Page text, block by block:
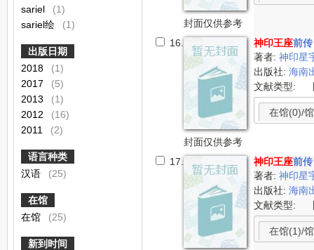
sariel
(1)
sariel绘
(1)
出版日期
2018
(1)
2017
(5)
2013
(1)
2012
(16)
2011
(2)
语言种类
汉语
(25)
在馆
在馆
(25)
新到时间
封面仅供参考
16.
封面仅供参考
神印王座前
著者:神印星
出版社:海南
文献类型:
在馆(0)/
17. 神印王座前
著者:神印星
出版社:海南
文献类型:
在馆(1)/